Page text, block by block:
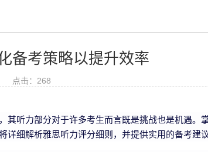
备考策略以提升效率
点击： 268
其听力部分对于许多考生而言既是挑战也是机遇。
细解析雅思听力评分细则，并提供实用的备考建议